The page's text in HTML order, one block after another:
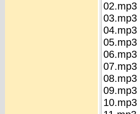
02.mp3
03.mp3
04.mp3
05.mp3
06.mp3
07.mp3
08.mp3
09.mp3
10.mp3